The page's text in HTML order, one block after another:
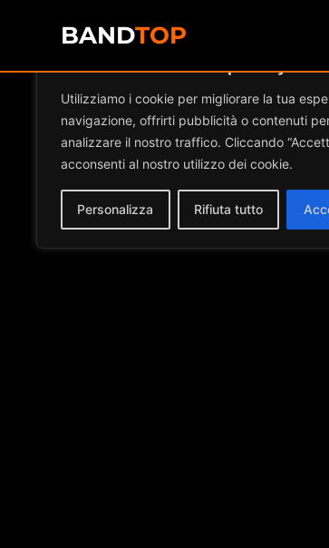
Utilizziamo i cookie per migliorare la tua
navigazione, offrirti pubblicità o contenuti
analizzare il nostro traffico. Cliccando
acconsenti al nostro utilizzo dei cookie.
Personalizza Rifiuta tutto
BANDTOP